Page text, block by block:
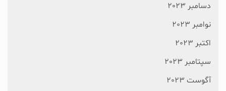
دسامبر 2023
نوامبر 2023
اکتبر 2023
سپتامبر 2023
آگوست 2023